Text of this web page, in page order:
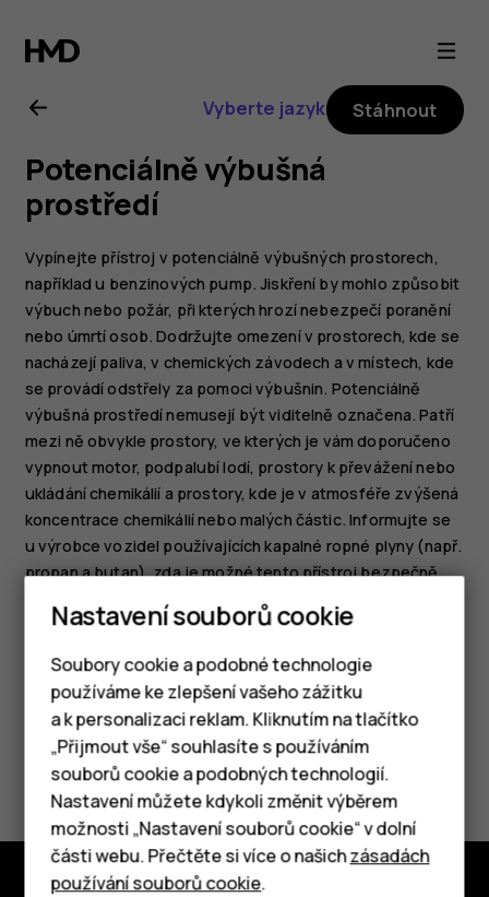
Uživatelská
příručka
k telefonu
Nokia 3.2
Chytré telefony
Tlačítkové telefony
Tablety
Vyberte jazyk Stáhnout
Potenciálně výbušná
prostředí
Vypínejte přístroj v potenciálně výbušných prostorech,
například u benzinových pump. Jiskření by mohlo způsobit
výbuch nebo požár, při kterých hrozí nebezpečí poranění
nebo úmrtí osob. Dodržujte omezení v prostorech, kde se
nacházejí paliva, v chemických závodech a v místech, kde
se provádí odstřely za pomoci výbušnin. Potenciálně
výbušná prostředí nemusejí být viditelně označena. Patří
mezi ně obvykle prostory, ve kterých je vám doporučeno
vypnout motor, podpalubí lodí, prostory k převážení nebo
ukládání chemikálií a prostory, kde je v atmosféře zvýšená
koncentrace chemikálií nebo malých částic. Informujte se
u výrobce vozidel používajících kapalné ropné plyny (např.
propan a butan), zda je možné tento přístroj bezpečně
Pomohlo vám to?
Ano Ne
Nastavení souborů cookie
Soubory cookie a podobné technologie
používáme ke zlepšení vašeho zážitku
a k personalizaci reklam. Kliknutím na tlačítko
„Přijmout vše“ souhlasíte s používáním
souborů cookie a podobných technologií.
Nastavení můžete kdykoli změnit výběrem
možnosti „Nastavení souborů cookie“ v dolní
části webu. Přečtěte si více o našichzásadách
používání souborů cookie.